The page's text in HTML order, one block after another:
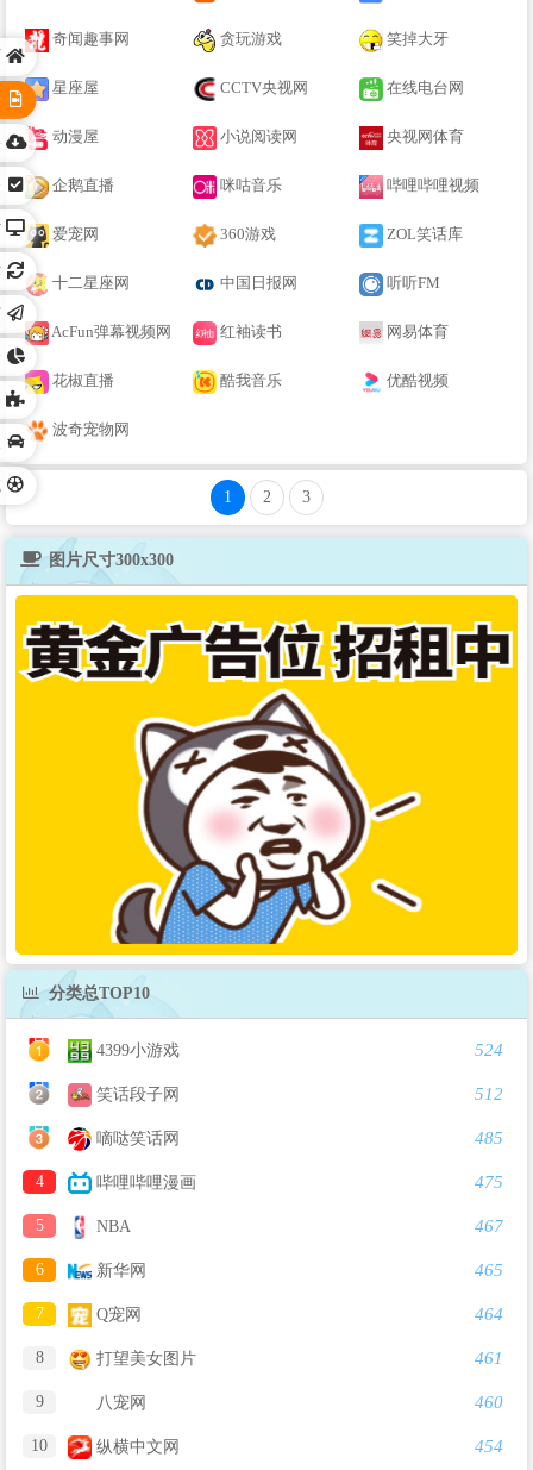
奇闻趣事网 贪玩游戏 笑掉大牙
星座屋 CCTV央视网 在线电台网
动漫屋 小说阅读网 央视网体育
企鹅直播 咪咕音乐 哔哩哔哩视频
爱宠网 360游戏 ZOL笑话库
十二星座网 中国日报网 听听FM
AcFun弹幕视频网 红袖读书 网易体育
花椒直播 酷我音乐 优酷视频
波奇宠物网
1 2 3
图片尺寸300x300
分类总TOP10
4399小游戏 524
笑话段子网 512
嘀哒笑话网 485
4 哔哩哔哩漫画 475
5 NBA 467
6 新华网 465
7 Q宠网 464
8 打望美女图片 461
9 八宠网 460
10 纵横中文网 454